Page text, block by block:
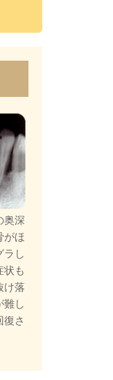
奥深
がほ
ラし
状も
け落
難し
復さ